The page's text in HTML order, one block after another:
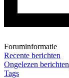
Foruminformatie
Recente berichten
Ongelezen berichten
Tags